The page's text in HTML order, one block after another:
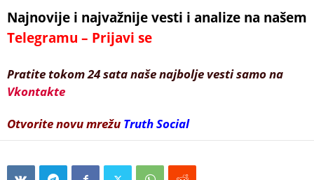
Najnovije i najvažnije vesti i analize na našem
Telegramu – Prijavi se
Pratite tokom 24 sata naše najbolje vesti samo na
Vkontakte
Otvorite novu mrežu Truth Social